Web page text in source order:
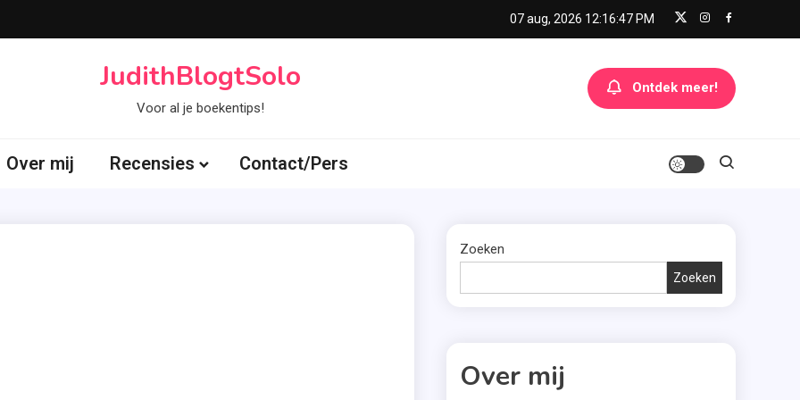
07 aug, 2026 12:16:47 PM
JudithBlogtSolo
Voor al je boekentips!
Ontdek meer!
Over mij Recensies Contact/Pers
Zoeken
Zoeken
Over mij